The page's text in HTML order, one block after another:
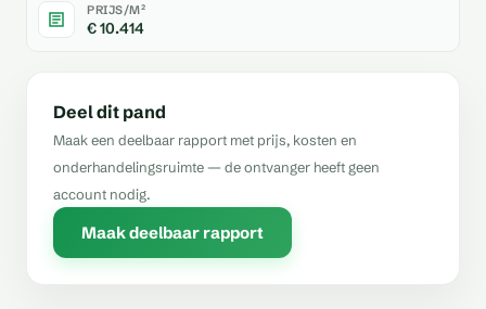
PRIJS/M²
€ 10.414
Deel dit pand
Maak een deelbaar rapport met prijs, kosten en
onderhandelingsruimte — de ontvanger heeft geen
account nodig.
Maak deelbaar rapport